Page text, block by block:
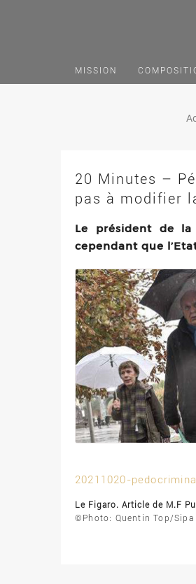
MISSION
20 Minutes –
pas à modifier
Le président de la
cependant que
20211020-
Le Figaro. Article de M.F
©Photo: Quentin Top/Sipa